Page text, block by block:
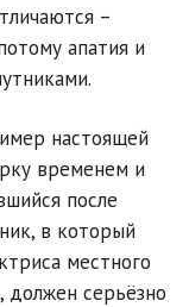
–
апатия и
настоящей
временем и
после
в который
местного
должен серьёзно